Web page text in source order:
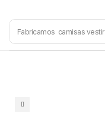
Fabricamos camisas vestir